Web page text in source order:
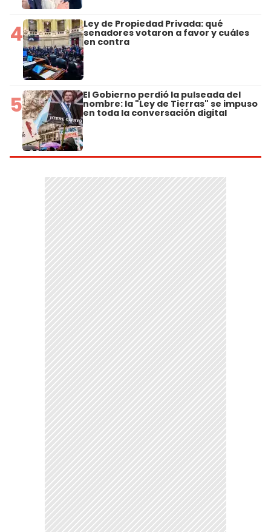
4 Ley de Propiedad Privada: qué
senadores votaron a favor y cuáles
en contra
5 El Gobierno perdió la pulseada del
nombre: la "Ley de Tierras" se impuso
en toda la conversación digital